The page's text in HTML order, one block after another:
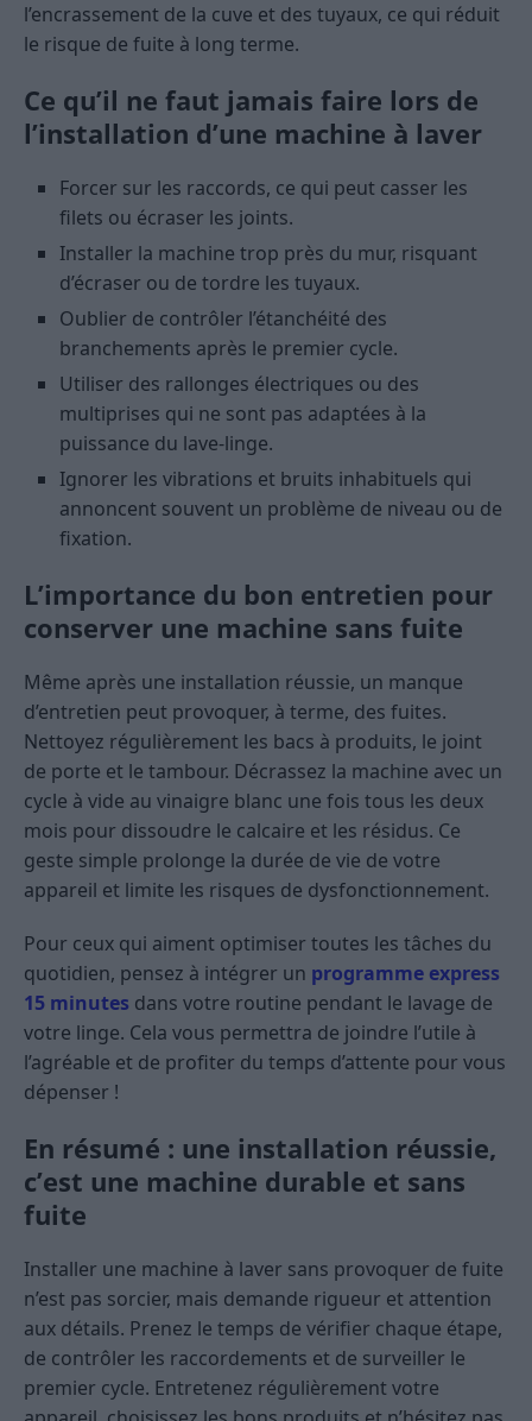
l’encrassement de la cuve et des tuyaux, ce qui réduit
le risque de fuite à long terme.
Ce qu’il ne faut jamais faire lors de
l’installation d’une machine à laver
Forcer sur les raccords, ce qui peut casser les
filets ou écraser les joints.
Installer la machine trop près du mur, risquant
d’écraser ou de tordre les tuyaux.
Oublier de contrôler l’étanchéité des
branchements après le premier cycle.
Utiliser des rallonges électriques ou des
multiprises qui ne sont pas adaptées à la
puissance du lave-linge.
Ignorer les vibrations et bruits inhabituels qui
annoncent souvent un problème de niveau ou de
fixation.
L’importance du bon entretien pour
conserver une machine sans fuite
Même après une installation réussie, un manque
d’entretien peut provoquer, à terme, des fuites.
Nettoyez régulièrement les bacs à produits, le joint
de porte et le tambour. Décrassez la machine avec un
cycle à vide au vinaigre blanc une fois tous les deux
mois pour dissoudre le calcaire et les résidus. Ce
geste simple prolonge la durée de vie de votre
appareil et limite les risques de dysfonctionnement.
Pour ceux qui aiment optimiser toutes les tâches du
quotidien, pensez à intégrer un programme express
15 minutes dans votre routine pendant le lavage de
votre linge. Cela vous permettra de joindre l’utile à
l’agréable et de profiter du temps d’attente pour vous
dépenser !
En résumé : une installation réussie,
c’est une machine durable et sans
fuite
Installer une machine à laver sans provoquer de fuite
n’est pas sorcier, mais demande rigueur et attention
aux détails. Prenez le temps de vérifier chaque étape,
de contrôler les raccordements et de surveiller le
premier cycle. Entretenez régulièrement votre